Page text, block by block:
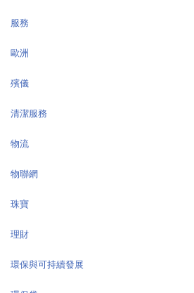
服務
歐洲
殯儀
清潔服務
物流
物聯網
珠寶
理財
環保與可持續發展